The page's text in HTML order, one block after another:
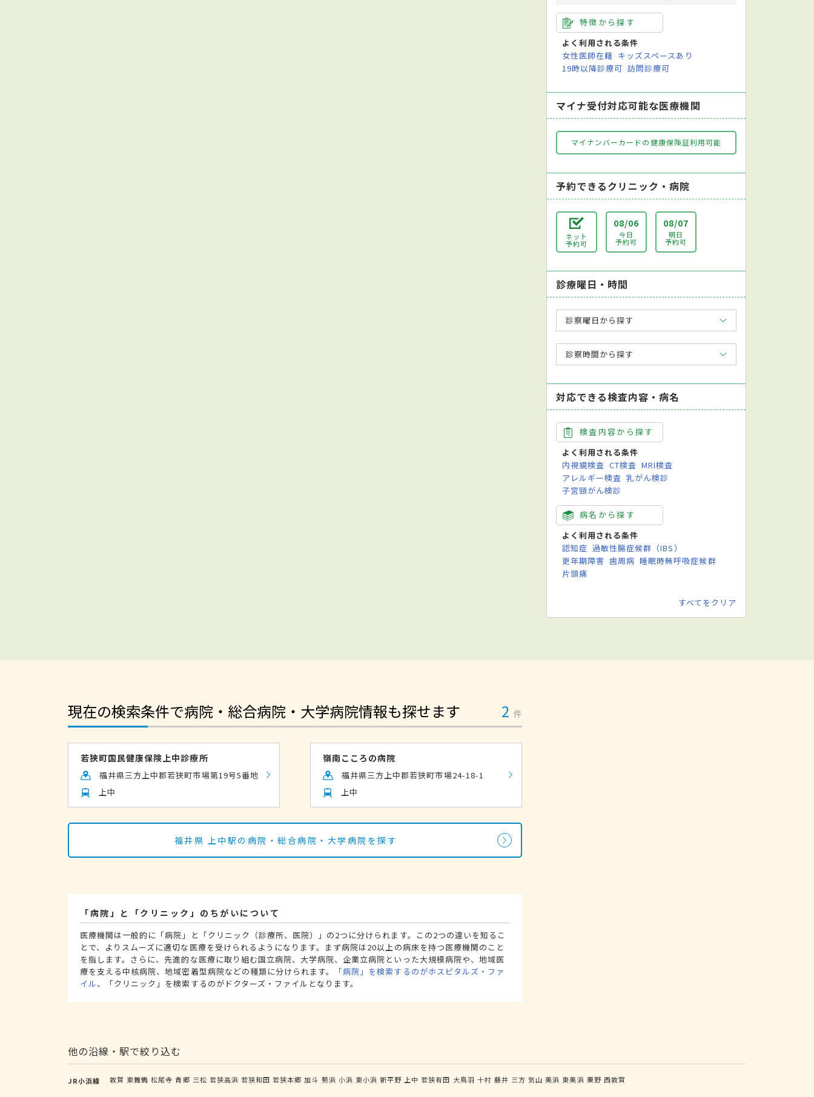
特徴から探す
よく利用される条件
女性医師在籍 キッズスペースあり
19時以降診療可 訪問診療可
マイナ受付対応可能な医療機関
マイナンバーカードの健康保険証利用可能
予約できるクリニック・病院
ネット
予約可
08/06
今日
予約可
08/07
明日
予約可
診療曜日・時間
診察曜日から探す
診察時間から探す
対応できる検査内容・病名
検査内容から探す
よく利用される条件
内視鏡検査 CT検査 MRI検査
アレルギー検査 乳がん検診
子宮頸がん検診
病名から探す
よく利用される条件
認知症 過敏性腸症候群（IBS）
更年期障害 歯周病 睡眠時無呼吸症候群
片頭痛
すべてをクリア
現在の検索条件で病院・総合病院・大学病院情報も探せます 2 件
若狭町国民健康保険上中診療所
福井県三方上中郡若狭町市場第19号5番地
上中
嶺南こころの病院
福井県三方上中郡若狭町市場24-18-1
上中
福井県 上中駅の病院・総合病院・大学病院を探す
「病院」と「クリニック」のちがいについて
医療機関は一般的に「病院」と「クリニック（診療所、医院）」の2つに分けられます。この2つの違いを知るこ
とで、よりスムーズに適切な医療を受けられるようになります。まず病院は20以上の病床を持つ医療機関のこと
を指します。さらに、先進的な医療に取り組む国立病院、大学病院、企業立病院といった大規模病院や、地域医
療を支える中核病院、地域密着型病院などの種類に分けられます。
「病院」を検索するのがホスピタルズ・ファ
イル、「クリニック」を検索するのがドクターズ・ファイルとなります。
他の沿線・駅で絞り込む
JR小浜線 敦賀 東舞鶴 松尾寺 青郷 三松 若狭高浜 若狭和田 若狭本郷 加斗 勢浜 小浜 東小浜 新平野 上中 若狭有田 大鳥羽 十村 藤井 三方 気山 美浜 東美浜 粟野 西敦賀